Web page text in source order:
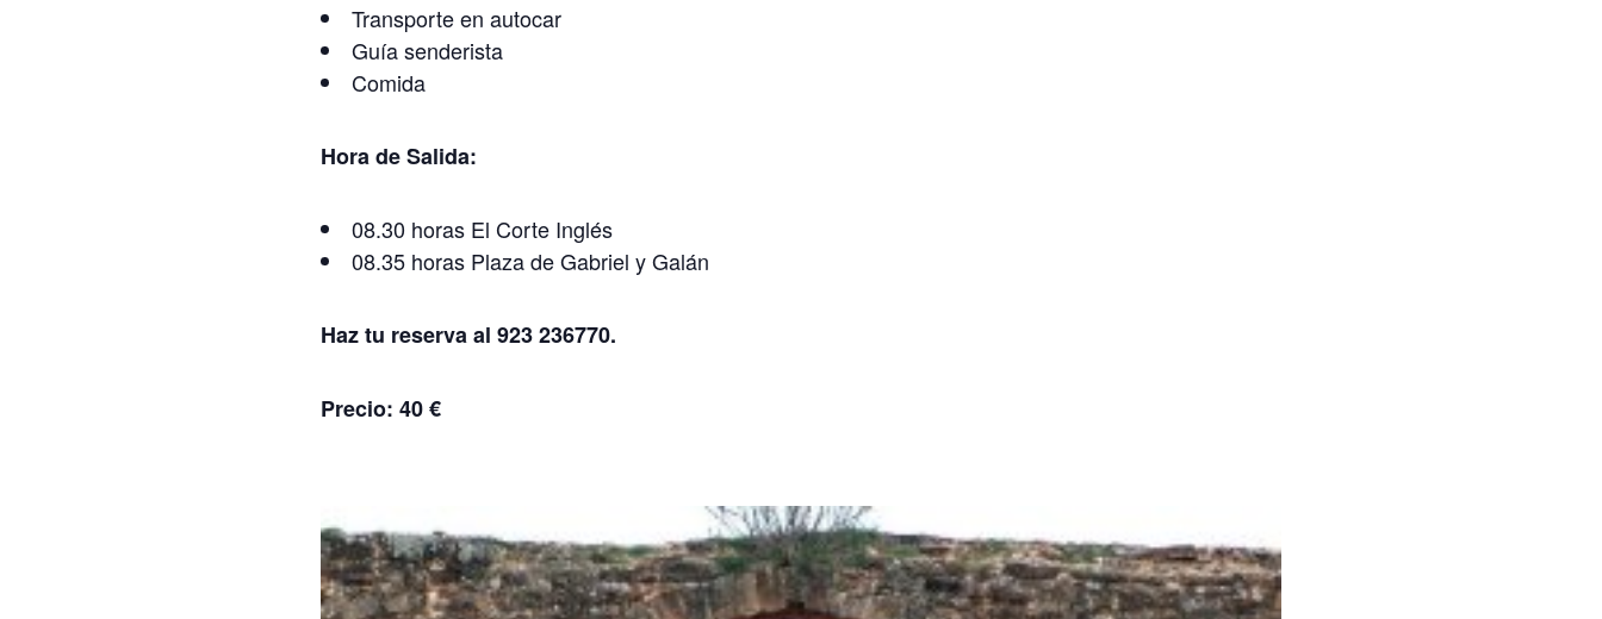
Transporte en autocar
Guía senderista
Comida
Hora de Salida:
08.30 horas El Corte Inglés
08.35 horas Plaza de Gabriel y Galán
Haz tu reserva al 923 236770.
Precio: 40 €